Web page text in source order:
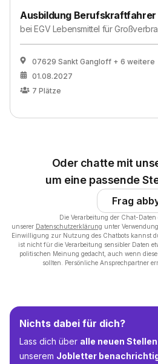
Ausbildung
beiEGV Lebensmittel für
07629 Sankt Gangloff + 6 weitere
01.08.2027
7 Plätze
Oder chatte mit
um eine passende
Frag
Die Verarbeitung der Chat-
unserer Datenschutzerklärung unter
Einwilligung zur Nutzung des Chatbots kannst
ist nicht für die Verarbeitung sensibler Daten
politischen Meinung gedacht, auch wenn
sollten. Persönliche Ansprechpartner
Nichts dabei für dich?
Lass dich über alle neuen Stellen
unserem Jobletter